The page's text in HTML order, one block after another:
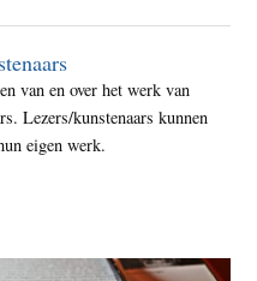
van en over het werk van
Lezers/kunstenaars kunnen
eigen werk.